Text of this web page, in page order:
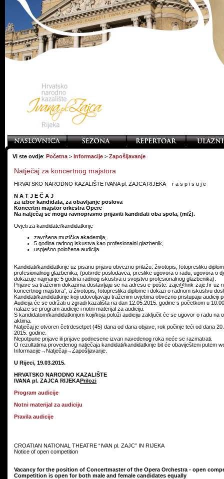
Vi ste ovdje: Početna > Informacije > Zapošljavanje
Natječaj za koncertnog majstora
HRVATSKO NARODNO KAZALIŠTE IVANA pl. ZAJCA RIJEKA r a s p i s u j e
N A T J E Č A J
za izbor kandidata, za obavljanje poslova
Koncertni majstor orkestra Opere
Na natječaj se mogu ravnopravno prijaviti kandidati oba spola, (m/ž).
Uvjeti za kandidate/kandidatkinje
završena muzička akademija,
5 godina radnog iskustva kao profesionalni glazbenik,
uspješno položena audicija.
Kandidati/kandidatkinje uz pisanu prijavu obvezno prilažu: životopis, fotopresliku
profesionalnog glazbenika, (potvrde poslodavca, preslike ugovora o radu, ugovora o
dokazuje najmanje 5 godina radnog iskustva u svojstvu profesionalnog glazbenika).
Prijave sa traženim dokazima dostavljaju se na adresu e-pošte: zajc@hnk-zajc.hr uz
koncertnog majstora”, a životopis, fotopreslika diplome i dokazi o radnom iskustvu
Kandidati/kandidatkinje koji udovoljavaju traženim uvjetima obvezno pristupaju audiciji
Audicija će se održati u zgradi kazališta na dan 12.05.2015. godine s početkom u
nalaze se program audicije i notni materijal za audiciju.
S kandidatom/kandidatkinjom koji/koja položi audiciju zaključit će se ugovor o radu
aktima.
Natječaj je otvoren četrdesetpet (45) dana od dana objave, rok počinje teći od dana
2015. godine.
Nepotpune prijave ili prijave podnesene izvan navedenog roka neće se razmatrati.
O rezultatima provedenog natječaja kandidati/kandidatkinje bit će obaviješteni putem
Informacije→Natječaji→Zapošljavanje.
U Rijeci, 19.03.2015.
HRVATSKO NARODNO KAZALIŠTE
IVANA pl. ZAJCA RIJEKAPrilozi
Program audicije
Notni materijal za audiciju
Pravila audicije
CROATIAN NATIONAL THEATRE “IVAN pl. ZAJC” IN RIJEKA
Notice of open competition
Vacancy for the position of Concertmaster of the Opera Orchestra - open
Competition is open for both male and female candidates equally